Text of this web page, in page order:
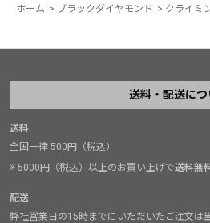
ートなどにより、頭を保護する機
には、好感を覚えます。
軽量でありながらストラップのデ
り、細かな調節によってフィット
よってはM/Lサイズでも窮屈に感
（場合によっては孫悟空のように
ホーム > ブラックダイヤモンド > クライミ
送料・配送につ
送料
全国一律 500円（税込）
※ 5000円（税込）以上のお買い上げで送料無
配送
弊社営業日の15時までにいただいたご注文は